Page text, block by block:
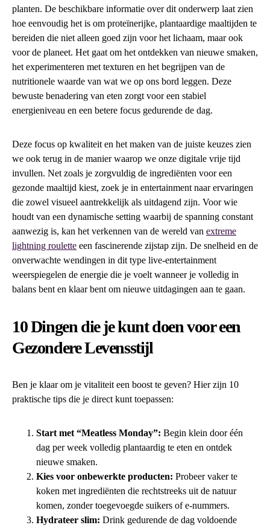
planten. De beschikbare informatie over dit onderwerp laat zien
hoe eenvoudig het is om proteïnerijke, plantaardige maaltijden te
bereiden die niet alleen goed zijn voor het lichaam, maar ook
voor de planeet. Het gaat om het ontdekken van nieuwe smaken,
het experimenteren met texturen en het begrijpen van de
nutritionele waarde van wat we op ons bord leggen. Deze
bewuste benadering van eten zorgt voor een stabiel
energieniveau en een betere focus gedurende de dag.
Deze focus op kwaliteit en het maken van de juiste keuzes zien
we ook terug in de manier waarop we onze digitale vrije tijd
invullen. Net zoals je zorgvuldig de ingrediënten voor een
gezonde maaltijd kiest, zoek je in entertainment naar ervaringen
die zowel visueel aantrekkelijk als uitdagend zijn. Voor wie
houdt van een dynamische setting waarbij de spanning constant
aanwezig is, kan het verkennen van de wereld van extreme
lightning roulette een fascinerende zijstap zijn. De snelheid en de
onverwachte wendingen in dit type live-entertainment
weerspiegelen de energie die je voelt wanneer je volledig in
balans bent en klaar bent om nieuwe uitdagingen aan te gaan.
10 Dingen die je kunt doen voor een
Gezondere Levensstijl
Ben je klaar om je vitaliteit een boost te geven? Hier zijn 10
praktische tips die je direct kunt toepassen:
Start met “Meatless Monday”: Begin klein door één
dag per week volledig plantaardig te eten en ontdek
nieuwe smaken.
Kies voor onbewerkte producten: Probeer vaker te
koken met ingrediënten die rechtstreeks uit de natuur
komen, zonder toegevoegde suikers of e-nummers.
Hydrateer slim: Drink gedurende de dag voldoende